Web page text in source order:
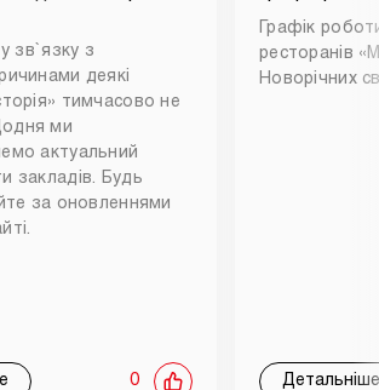
зв`язку з
деякі
тимчасово не
ми
актуальний
закладів. Будь
за оновленнями
0
Графік
ресторанів
Новорічних
Детальніше